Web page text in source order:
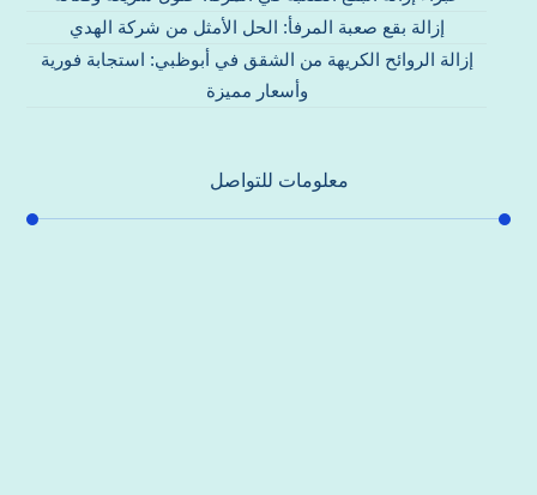
إزالة بقع صعبة المرفأ: الحل الأمثل من شركة الهدي
إزالة الروائح الكريهة من الشقق في أبوظبي: استجابة فورية
وأسعار مميزة
معلومات للتواصل